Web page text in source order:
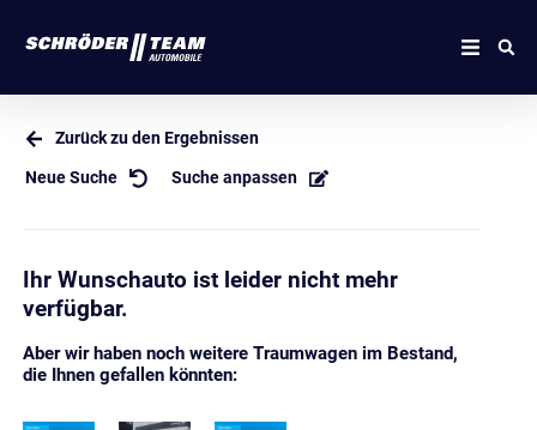
Zurück zu den Ergebnissen
Neue Suche Suche anpassen
Ihr Wunschauto ist leider nicht mehr
verfügbar.
Aber wir haben noch weitere Traumwagen im Bestand,
die Ihnen gefallen könnten: